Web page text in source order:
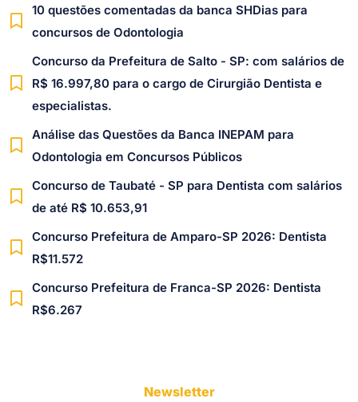
10 questões comentadas da banca SHDias para
concursos de Odontologia
Concurso da Prefeitura de Salto - SP: com salários de
R$ 16.997,80 para o cargo de Cirurgião Dentista e
especialistas.
Análise das Questões da Banca INEPAM para
Odontologia em Concursos Públicos
Concurso de Taubaté - SP para Dentista com salários
de até R$ 10.653,91
Concurso Prefeitura de Amparo-SP 2026: Dentista
R$11.572
Concurso Prefeitura de Franca-SP 2026: Dentista
R$6.267
Newsletter